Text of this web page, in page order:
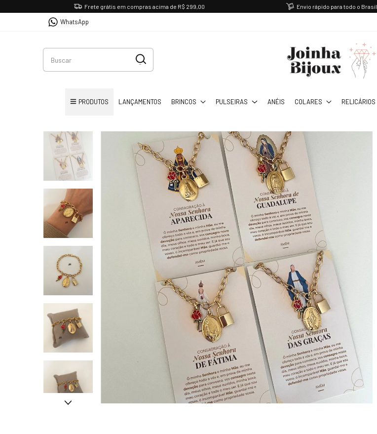
Frete grátis em compras acima de R$ 299,00 Envio rápido para todo o Brasil
WhatsApp
PRODUTOS LANÇAMENTOS BRINCOS PULSEIRAS ANÉIS COLARES RELICÁRIOS